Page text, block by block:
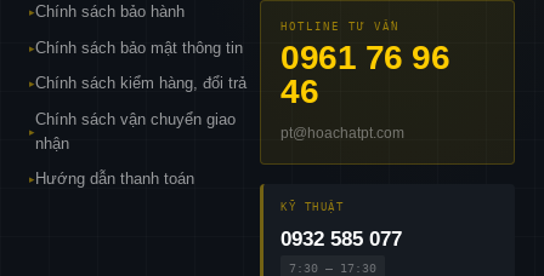
▸Chính sách bảo hành
▸Chính sách bảo mật thông tin
▸Chính sách kiểm hàng, đổi trả
▸
Chính sách vận chuyển giao
nhận
▸ Hướng dẫn thanh toán
HOTLINE TƯ VẤN
0961 76 96
46
pt@hoachatpt.com
KỸ THUẬT
0932 585 077
7:30 – 17:30